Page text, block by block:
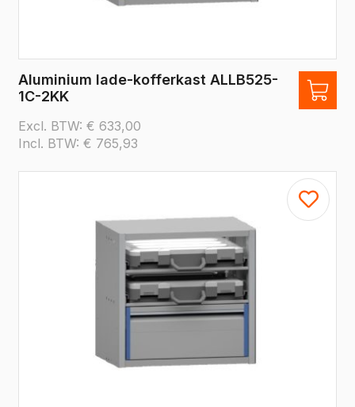
Aluminium lade-kofferkast ALLB525-
1C-2KK
Excl. BTW: € 633,00
Incl. BTW: € 765,93